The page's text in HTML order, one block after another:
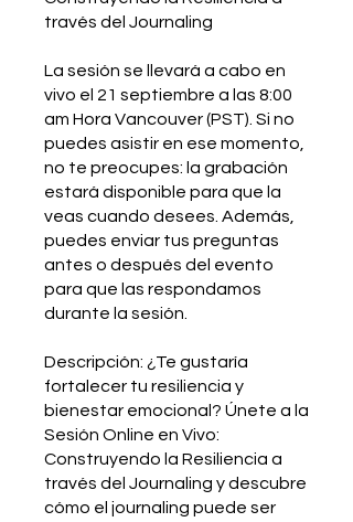
través del Journaling
La sesión se llevará a cabo en
vivo el 21 septiembre a las 8:00
am Hora Vancouver (PST). Si no
puedes asistir en ese momento,
no te preocupes: la grabación
estará disponible para que la
veas cuando desees. Además,
puedes enviar tus preguntas
antes o después del evento
para que las respondamos
durante la sesión.
Descripción: ¿Te gustaría
fortalecer tu resiliencia y
bienestar emocional? Únete a la
Sesión Online en Vivo:
Construyendo la Resiliencia a
través del Journaling y descubre
cómo el journaling puede ser